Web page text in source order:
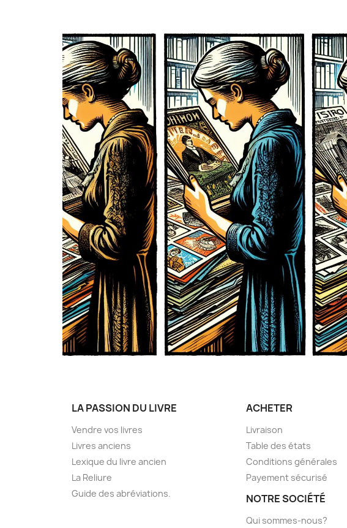
LA PASSION DU LIVRE
Vendre vos livres
Livres anciens
Lexique du livre ancien
La Reliure
Guide des abréviations.
ACHETER
Livraison
Table des états
Conditions générales
Payement sécurisé
NOTRE SOCIÉTÉ
Qui sommes-nous?